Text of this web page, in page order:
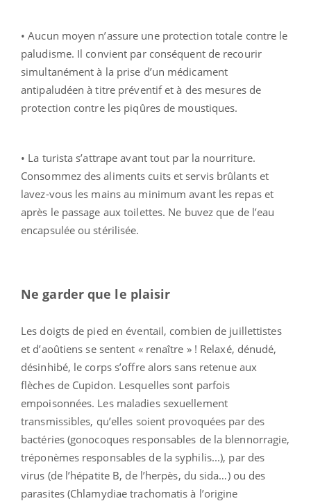
• Aucun moyen n’assure une protection totale contre le
paludisme. Il convient par conséquent de recourir
simultanément à la prise d’un médicament
antipaludéen à titre préventif et à des mesures de
protection contre les piqûres de moustiques.
• La turista s’attrape avant tout par la nourriture.
Consommez des aliments cuits et servis brûlants et
lavez-vous les mains au minimum avant les repas et
après le passage aux toilettes. Ne buvez que de l’eau
encapsulée ou stérilisée.
Ne garder que le plaisir
Les doigts de pied en éventail, combien de juillettistes
et d’aoûtiens se sentent « renaître » ! Relaxé, dénudé,
désinhibé, le corps s’offre alors sans retenue aux
flèches de Cupidon. Lesquelles sont parfois
empoisonnées. Les maladies sexuellement
transmissibles, qu’elles soient provoquées par des
bactéries (gonocoques responsables de la blennorragie,
tréponèmes responsables de la syphilis...), par des
virus (de l’hépatite B, de l’herpès, du sida…) ou des
parasites (Chlamydiae trachomatis à l’origine